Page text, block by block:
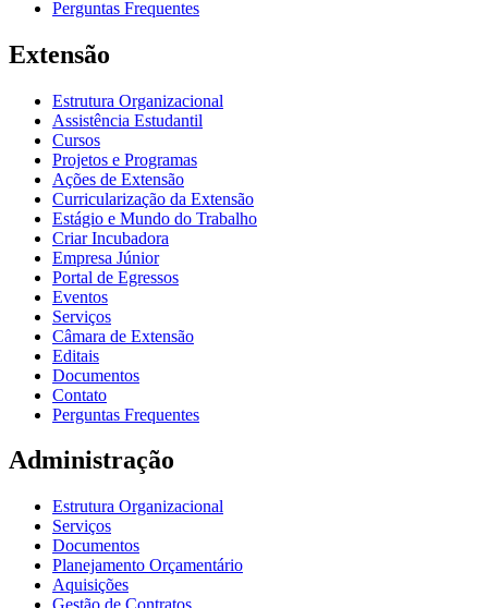
Perguntas Frequentes
Extensão
Estrutura Organizacional
Assistência Estudantil
Cursos
Projetos e Programas
Ações de Extensão
Curricularização da Extensão
Estágio e Mundo do Trabalho
Criar Incubadora
Empresa Júnior
Portal de Egressos
Eventos
Serviços
Câmara de Extensão
Editais
Documentos
Contato
Perguntas Frequentes
Administração
Estrutura Organizacional
Serviços
Documentos
Planejamento Orçamentário
Aquisições